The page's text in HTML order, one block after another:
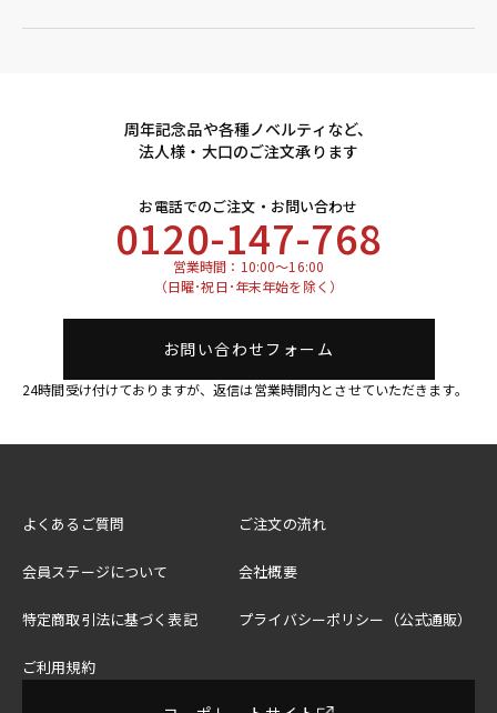
周年記念品や各種ノベルティなど、
法人様・大口のご注文承ります
お電話でのご注文・お問い合わせ
0120-147-768
営業時間：10:00～16:00
（日曜･祝日･年末年始を除く）
お問い合わせフォーム
24時間受け付けておりますが、返信は営業時間内とさせていただきます。
よくあるご質問 ご注文の流れ
会員ステージについて 会社概要
特定商取引法に基づく表記 プライバシーポリシー（公式通販）
ご利用規約